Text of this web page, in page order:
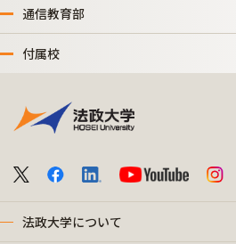
通信教育部
付属校
法政大学について